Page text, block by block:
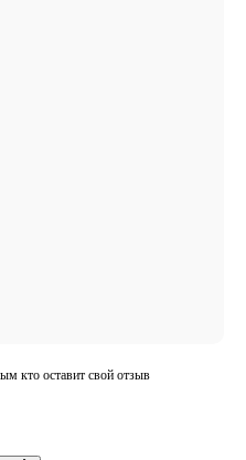
кто оставит свой отзыв